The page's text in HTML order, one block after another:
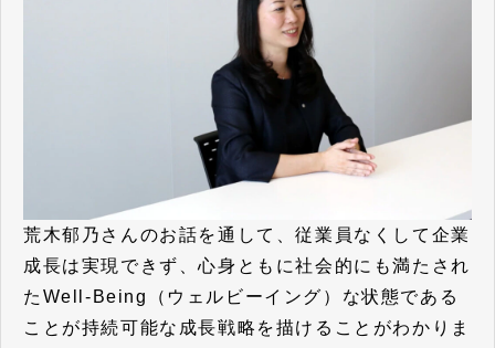
荒木郁乃さんのお話を通して、従業員なくして企業
成長は実現できず、心身ともに社会的にも満たされ
た Well-Being（ウェルビーイング）な状態である
ことが持続可能な成長戦略を描ける ことがわかりま